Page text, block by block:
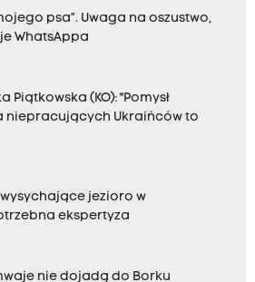
psa”. Uwaga na oszustwo,
WhatsAppa
Piątkowska (KO): "Pomysł
niepracujących Ukraińców to
jezioro w
ekspertyza
nie dojadą do Borku